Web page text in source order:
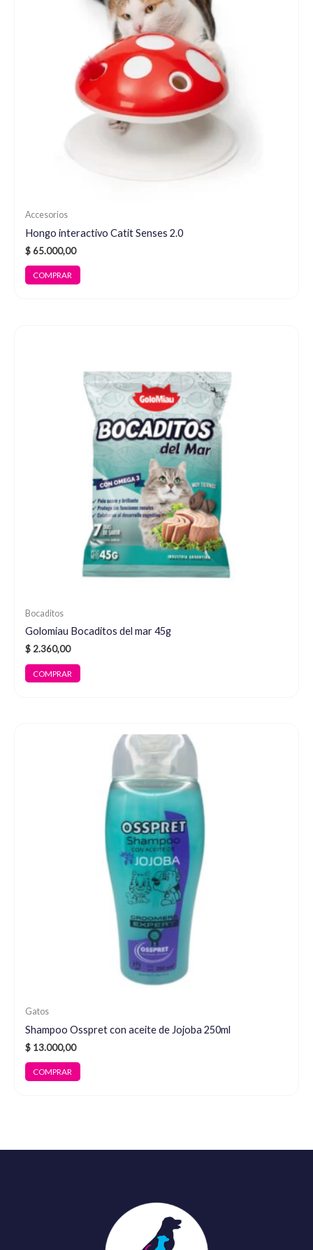
Accesorios
Hongo interactivo Catit Senses 2.0
$65.000,00
COMPRAR
Bocaditos
Golomiau Bocaditos del mar 45g
$2.360,00
COMPRAR
Gatos
Shampoo Osspret con aceite de Jojoba 250ml
$13.000,00
COMPRAR